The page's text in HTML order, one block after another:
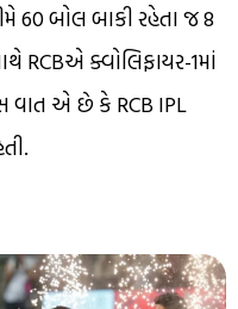
60 બોલ બાકી રહેતા જ 8
RCBએ ક્વોલિફાયર-1માં
વાત એ છે કે RCB IPL